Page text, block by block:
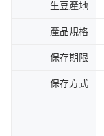
生豆產地
產品規格
保存期限
保存方式